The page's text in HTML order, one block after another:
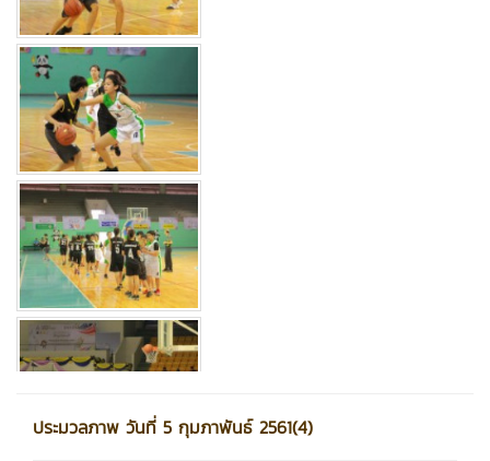
ประมวลภาพ วันที่ 5 กุมภาพันธ์ 2561(4)